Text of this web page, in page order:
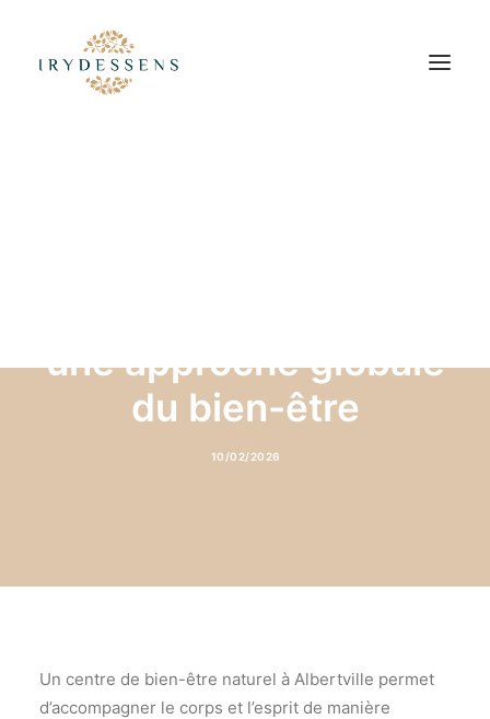
une approche globale
du bien-être
10/02/2026
Un centre de bien-être naturel à Albertville permet
d’accompagner le corps et l’esprit de manière